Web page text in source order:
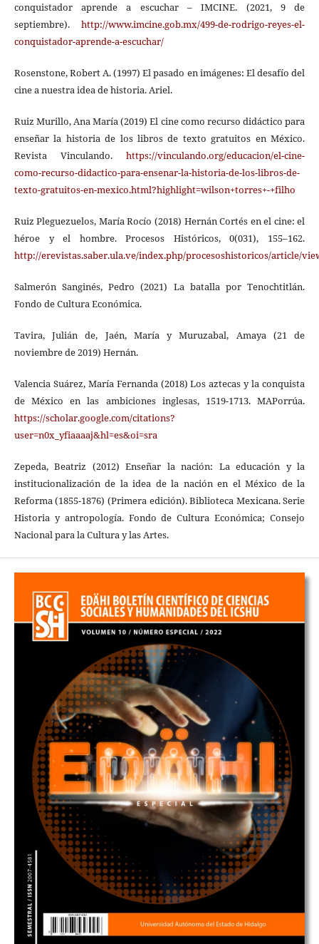
conquistador aprende a escuchar – IMCINE. (2021, 9 de
septiembre).http://www.imcine.gob.mx/499-de-rodrigo-reyes-el-
conquistador-aprende-a-escuchar/
Rosenstone, Robert A. (1997) El pasado en imágenes: El desafío del
cine a nuestra idea de historia. Ariel.
Ruiz Murillo, Ana María (2019) El cine como recurso didáctico para
enseñar la historia de los libros de texto gratuitos en México.
Revista Vinculando.https://vinculando.org/educacion/el-cine-
como-recurso-didactico-para-ensenar-la-historia-de-los-libros-de-
texto-gratuitos-en-mexico.html?highlight=wilson+torres+-+filho
Ruiz Pleguezuelos, María Rocío (2018) Hernán Cortés en el cine: el
héroe y el hombre. Procesos Históricos, 0(031), 155–162.
http://erevistas.saber.ula.ve/index.php/procesoshistoricos/article/
Salmerón Sanginés, Pedro (2021) La batalla por Tenochtitlán.
Fondo de Cultura Económica.
Tavira, Julián de, Jaén, María y Muruzabal, Amaya (21 de
noviembre de 2019) Hernán.
Valencia Suárez, María Fernanda (2018) Los aztecas y la conquista
de México en las ambiciones inglesas, 1519-1713. MAPorrúa.
https://scholar.google.com/citations?
user=n0x_yfiaaaaj&hl=es&oi=sra
Zepeda, Beatriz (2012) Enseñar la nación: La educación y la
institucionalización de la idea de la nación en el México de la
Reforma (1855-1876) (Primera edición). Biblioteca Mexicana. Serie
Historia y antropología. Fondo de Cultura Económica; Consejo
Nacional para la Cultura y las Artes.